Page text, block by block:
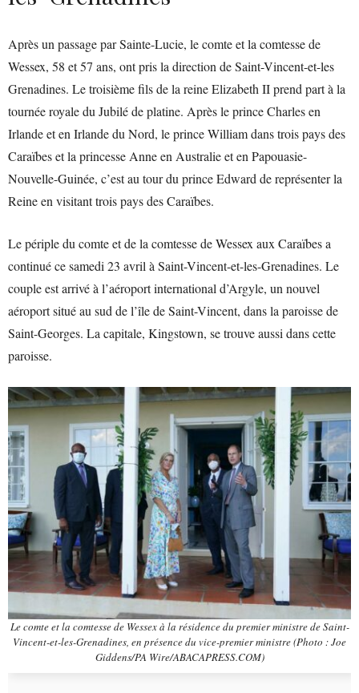
Après un passage par Sainte-Lucie, le comte et la comtesse de
Wessex, 58 et 57 ans, ont pris la direction de Saint-Vincent-et-les
Grenadines. Le troisième fils de la reine Elizabeth II prend part à la
tournée royale du Jubilé de platine. Après le prince Charles en
Irlande et en Irlande du Nord, le prince William dans trois pays des
Caraïbes et la princesse Anne en Australie et en Papouasie-
Nouvelle-Guinée, c’est au tour du prince Edward de représenter la
Reine en visitant trois pays des Caraïbes.
Le périple du comte et de la comtesse de Wessex aux Caraïbes a
continué ce samedi 23 avril à Saint-Vincent-et-les-Grenadines. Le
couple est arrivé à l’aéroport international d’Argyle, un nouvel
aéroport situé au sud de l’île de Saint-Vincent, dans la paroisse de
Saint-Georges. La capitale, Kingstown, se trouve aussi dans cette
paroisse.
Le comte et la comtesse de Wessex à la résidence du premier ministre de Saint-
Vincent-et-les-Grenadines, en présence du vice-premier ministre (Photo : Joe
Giddens/PA Wire/ABACAPRESS.COM)